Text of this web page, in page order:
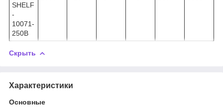
SHELF
-
10071-
250B
Скрыть
Характеристики
Основные